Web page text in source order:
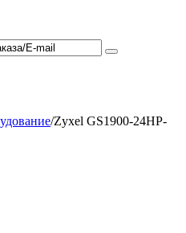
/Zyxel GS1900-24HP-